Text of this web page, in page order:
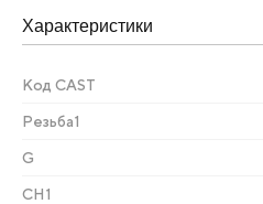
Характеристики
Код CAST
Резьба1
G
CH1